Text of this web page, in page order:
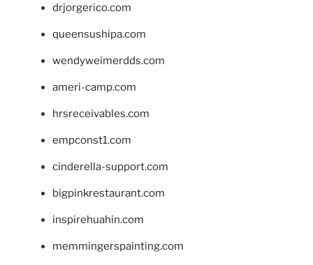
drjorgerico.com
queensushipa.com
wendyweimerdds.com
ameri-camp.com
hrsreceivables.com
empconst1.com
cinderella-support.com
bigpinkrestaurant.com
inspirehuahin.com
memmingerspainting.com